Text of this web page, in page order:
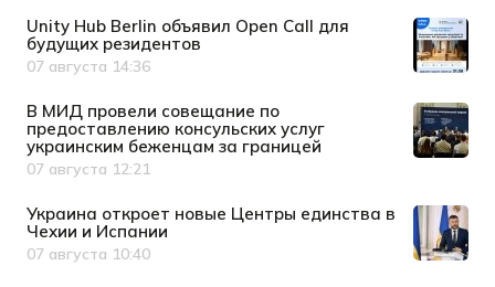
Unity Hub Berlin объявил Open Call для
будущих резидентов
Дата публикации
07 августа 14:36
В МИД провели совещание по
предоставлению консульских услуг
украинским беженцам за границей
Дата публикации
07 августа 12:21
Украина откроет новые Центры единства в
Чехии и Испании
Дата публикации
07 августа 10:40